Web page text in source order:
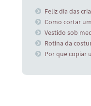
Feliz dia das
Como cortar
Vestido sob
Rotina da
Por que copiar